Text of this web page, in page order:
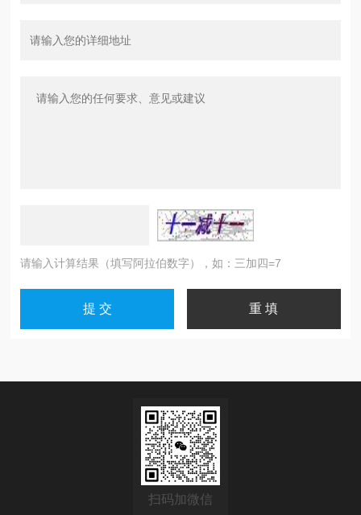
请输入计算结果（填写阿拉伯数字），如：三加四=7
扫码加微信